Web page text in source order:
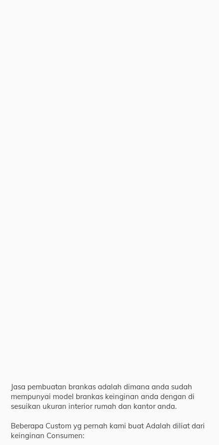
Jasa pembuatan brankas adalah dimana anda sudah
mempunyai model brankas keinginan anda dengan di
sesuikan ukuran interior rumah dan kantor anda.
Beberapa Custom yg pernah kami buat Adalah diliat dari
keinginan Consumen: